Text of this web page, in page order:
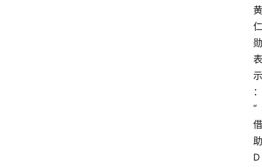
黄
仁
勋
表
示
：
“
借
助
D